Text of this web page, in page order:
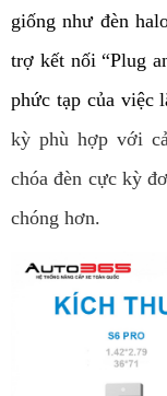
giống như đèn
trợ kết nối “Plug
phức tạp của việc
kỳ phù hợp với
chóa đèn cực kỳ
chóng hơn.